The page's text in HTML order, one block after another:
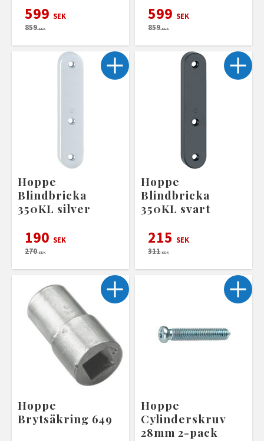
599 SEK
859SEK
599 SEK
859SEK
Hoppe
Blindbricka
350KL silver
190 SEK
270SEK
Hoppe
Blindbricka
350KL svart
215 SEK
311SEK
Hoppe
Brytsäkring 649
Hoppe
Cylinderskruv
28mm 2-pack